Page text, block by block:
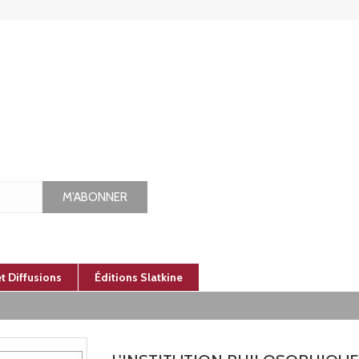
M'ABONNER
Diffusions Éditions Slatkine